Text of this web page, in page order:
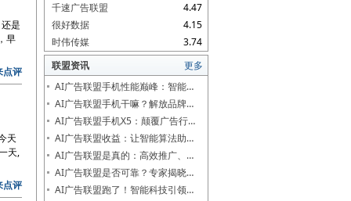
是
早
点评
天
天,
点评
4.47
千速广告联盟
4.15
很好数据
3.74
时伟传媒
更多
联盟资讯
AI广告联盟手机性能巅峰：智能…
AI广告联盟手机干嘛？解放品牌…
AI广告联盟手机X5：颠覆广告行…
AI广告联盟收益：让智能算法助…
AI广告联盟是真的：高效推广、…
AI广告联盟是否可靠？专家揭晓…
AI广告联盟跑了！智能科技引领…